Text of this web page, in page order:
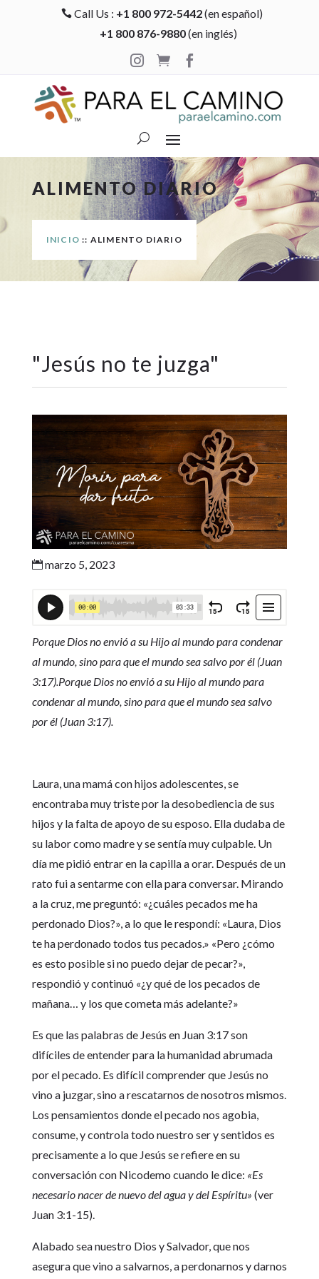
 Call Us : +1 800 972-5442(en español)
+1 800 876-9880(en inglés)

 
ALIMENTO DIARIO
INICIO :: ALIMENTO DIARIO
"Jesús no te juzga"
marzo 5, 2023
Porque Dios no envió a su Hijo al mundo para condenar
al mundo, sino para que el mundo sea salvo por él (Juan
3:17).Porque Dios no envió a su Hijo al mundo para
condenar al mundo, sino para que el mundo sea salvo
por él (Juan 3:17).
Laura, una mamá con hijos adolescentes, se
encontraba muy triste por la desobediencia de sus
hijos y la falta de apoyo de su esposo. Ella dudaba de
su labor como madre y se sentía muy culpable. Un
día me pidió entrar en la capilla a orar. Después de un
rato fui a sentarme con ella para conversar. Mirando
a la cruz, me preguntó: «¿cuáles pecados me ha
perdonado Dios?», a lo que le respondí: «Laura, Dios
te ha perdonado todos tus pecados.» «Pero ¿cómo
es esto posible si no puedo dejar de pecar?»,
respondió y continuó «¿y qué de los pecados de
mañana… y los que cometa más adelante?»
Es que las palabras de Jesús en Juan 3:17 son
difíciles de entender para la humanidad abrumada
por el pecado. Es difícil comprender que Jesús no
vino a juzgar, sino a rescatarnos de nosotros mismos.
Los pensamientos donde el pecado nos agobia,
consume, y controla todo nuestro ser y sentidos es
precisamente a lo que Jesús se refiere en su
conversación con Nicodemo cuando le dice: «Es
necesario nacer de nuevo del agua y del Espíritu» (ver
Juan 3:1-15).
Alabado sea nuestro Dios y Salvador, que nos
asegura que vino a salvarnos, a perdonarnos y darnos